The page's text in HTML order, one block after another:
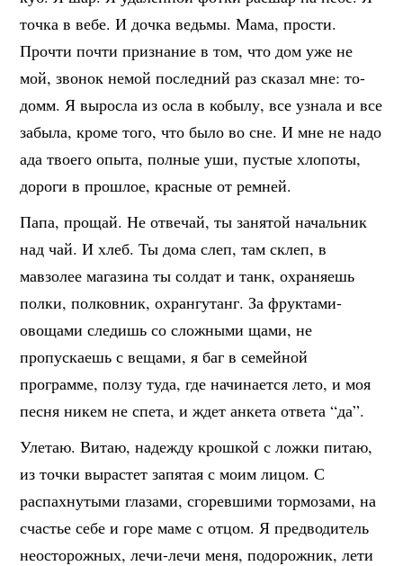
точка в вебе. И дочка ведьмы. Мама, прости.
Прочти почти признание в том, что дом уже не
мой, звонок немой последний раз сказал мне: то-
домм. Я выросла из осла в кобылу, все узнала и все
забыла, кроме того, что было во сне. И мне не надо
ада твоего опыта, полные уши, пустые хлопоты,
дороги в прошлое, красные от ремней.
Папа, прощай. Не отвечай, ты занятой начальник
над чай. И хлеб. Ты дома слеп, там склеп, в
мавзолее магазина ты солдат и танк, охраняешь
полки, полковник, охрангутанг. За фруктами-
овощами следишь со сложными щами, не
пропускаешь с вещами, я баг в семейной
программе, ползу туда, где начинается лето, и моя
песня никем не спета, и ждет анкета ответа “да”.
Улетаю. Витаю, надежду крошкой с ложки питаю,
из точки вырастет запятая с моим лицом. С
распахнутыми глазами, сгоревшими тормозами, на
счастье себе и горе маме с отцом. Я предводитель
неосторожных, лечи-лечи меня, подорожник, лети